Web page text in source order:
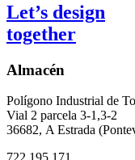
Let’s design
together
Almacén
Polígono Industrial de
Vial 2 parcela 3-1,3-2
36682, A Estrada